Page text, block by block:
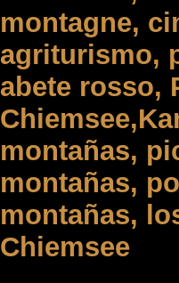
montagne,
agriturismo,
abete rosso,
montañas,
montañas,
montañas,
Chiemsee